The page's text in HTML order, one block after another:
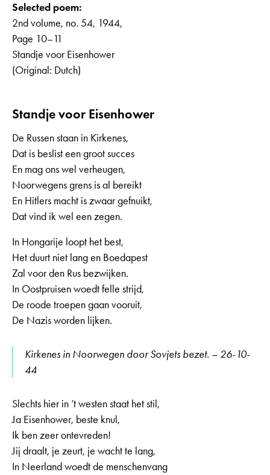
Selected poem:
2nd volume, no. 54, 1944,
Page 10–11
Standje voor Eisenhower
(Original: Dutch)
Standje voor Eisenhower
De Russen staan in Kirkenes,
Dat is beslist een groot succes
En mag ons wel verheugen,
Noorwegens grens is al bereikt
En Hitlers macht is zwaar gefnuikt,
Dat vind ik wel een zegen.
In Hongarije loopt het best,
Het duurt niet lang en Boedapest
Zal voor den Rus bezwijken.
In Oostpruisen woedt felle strijd,
De roode troepen gaan vooruit,
De Nazis worden lijken.
Kirkenes in Noorwegen door Sovjets bezet. – 26-10-
44
Slechts hier in ’t westen staat het stil,
Ja Eisenhower, beste knul,
Ik ben zeer ontevreden!
Jij draalt, je zeurt, je wacht te lang,
In Neerland woedt de menschenvang